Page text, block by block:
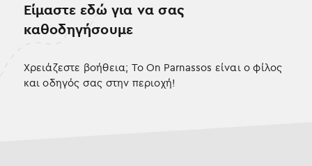
Είμαστε εδώ για να σας
καθοδηγήσουμε
Χρειάζεστε βοήθεια; Το On Parnassos είναι ο φίλος
και οδηγός σας στην περιοχή!